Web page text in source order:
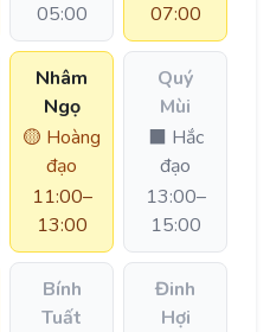
05:00
07:00
Nhâm
Ngọ
🟡 Hoàng
đạo
11:00–
13:00
Quý
Mùi
⬛ Hắc
đạo
13:00–
15:00
Bính
Tuất
Đinh
Hợi